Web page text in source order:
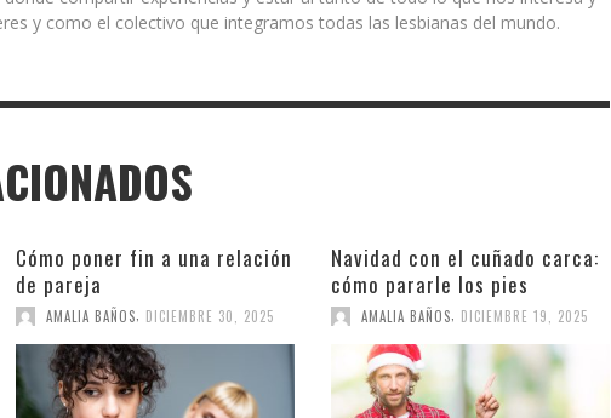
y como el colectivo que integramos todas las lesbianas del mundo.
Cómo poner fin a una relación
de pareja
AMALIA BAÑOS DICIEMBRE 30, 2025
Navidad con el cuñado carca:
cómo pararle los pies
AMALIA BAÑOS DICIEMBRE 19, 2025